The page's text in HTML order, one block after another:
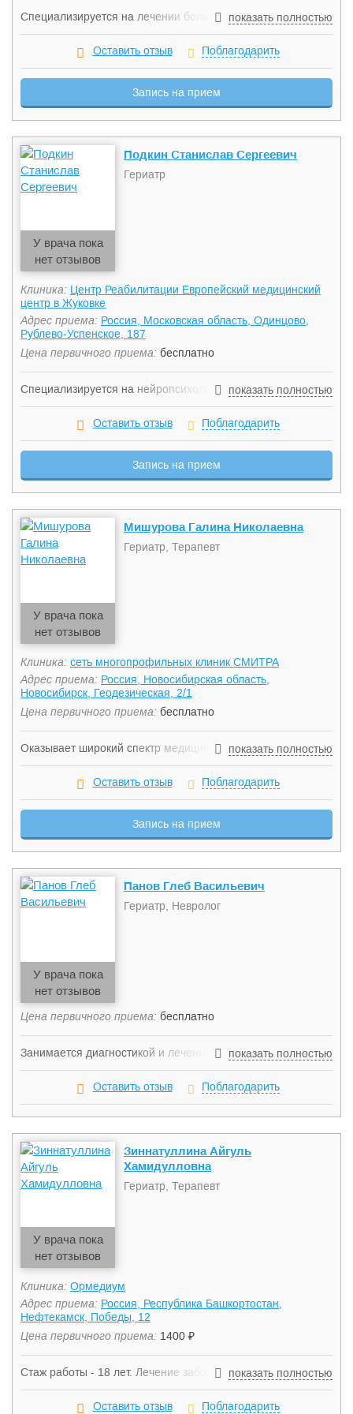
Специализируется на лечении больных с эндокринной
патологией такой, как заболевания щитовидной железы,
гестационный сахарный диабет, ведение беременных с
щитовидной железы, ожирение, метаболический синдром,
синдром поликистозных яичников и т.д.
показать полностью
Оставить отзыв Поблагодарить
Запись на прием
У врача пока
нет отзывов
Подкин Станислав Сергеевич
Гериатр
Клиника: Центр Реабилитации Европейский медицинский
центр в Жуковке
Адрес приема: Россия, Московская область, Одинцово,
Рублево-Успенское, 187
Цена первичного приема: бесплатно
Специализируется на нейропсихологической диагностике
когнитивного статуса и реабилитации пациентов с
опухолями головного мозга и пациентов геронтологической
показать полностью
Оставить отзыв Поблагодарить
Запись на прием
У врача пока
нет отзывов
Мишурова Галина Николаевна
Гериатр, Терапевт
Клиника: сеть многопрофильных клиник СМИТРА
Адрес приема: Россия, Новосибирская область,
Новосибирск, Геодезическая, 2/1
Цена первичного приема: бесплатно
Оказывает широкий спектр медицинской помощи,
ориентируясь на возрастные особенности пациента.
Координирует лечение, назначаемое врачами для
сроки.
показать полностью
Оставить отзыв Поблагодарить
Запись на прием
У врача пока
нет отзывов
Панов Глеб Васильевич
Гериатр, Невролог
Цена первичного приема: бесплатно
Занимается диагностикой и лечением таких заболеваний,
как патологии шейного отдела позвоночника, протрузия
диска, межпозвоночная грыжа, ишиалгия, остеохондроз,
люмбаго.
показать полностью
Оставить отзыв Поблагодарить
У врача пока
нет отзывов
Зиннатуллина Айгуль
Хамидулловна
Гериатр, Терапевт
Клиника: Ормедиум
Адрес приема: Россия, Республика Башкортостан,
Нефтекамск, Победы, 12
Цена первичного приема: 1400 ₽
Стаж работы - 18 лет. Лечение заболеваний дыхательной,
сердечно-сосудистой, пищеварительной,
мочевыделительной, нервной систем. Функциональные
показать полностью
Оставить отзыв Поблагодарить